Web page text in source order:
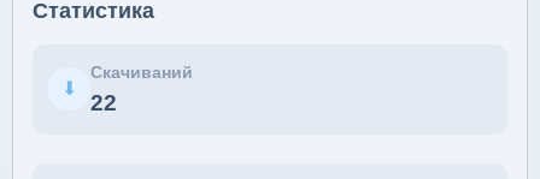
Статистика
⬇
Скачиваний
22